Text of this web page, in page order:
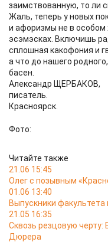
заимствованную, то ли
Жаль, теперь у новых
и афоризмы не в особом
эсэмэсках. Включишь
сплошная какофония и
а что до нашего
басен.
Александр ЩЕРБАКОВ,
писатель.
Красноярск.
Фото:
Читайте также
21.06 15:45
Олег с позывным
01.06 13:40
Выпускники
21.05 16:35
Сквозь резцовую
Дюрера